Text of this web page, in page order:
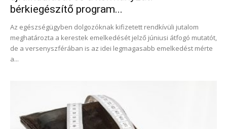
bérkiegészítő program...
Az egészségügyben dolgozóknak kifizetett rendkívüli jutalom
meghatározta a kerestek emelkedését jelző júniusi átfogó mutatót,
de a versenyszférában is az idei legmagasabb emelkedést mérte
a...